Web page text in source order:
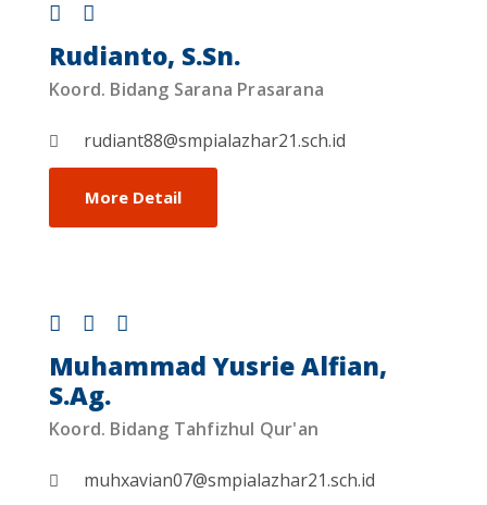
Rudianto, S.Sn.
Koord. Bidang Sarana Prasarana
rudiant88@smpialazhar21.sch.id
More Detail
Muhammad Yusrie Alfian,
S.Ag.
Koord. Bidang Tahfizhul Qur'an
muhxavian07@smpialazhar21.sch.id